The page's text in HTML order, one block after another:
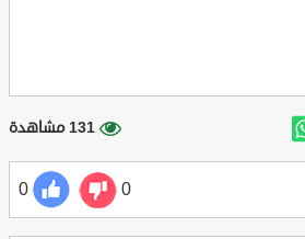
131 مشاهدة
0
0